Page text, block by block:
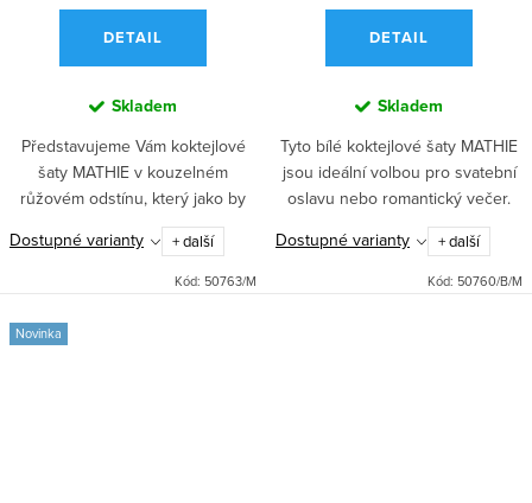
DETAIL
Skladem
Představujeme Vám koktejlové
šaty MATHIE v kouzelném
růžovém odstínu, který jako by
vyšel přímo z romantického snu.
Tento model je ideálním
společníkem pro každou
Dostupné varianty + další
Kód: 50763/M
DETAIL
Skladem
Tyto bílé koktejlové šaty MATHIE
jsou ideální volbou pro svatební
oslavu nebo romantický večer.
Jejich kouzelný design dodá
vašemu vzhledu eleganci a
sofistikovanost, které...
Dostupné varianty + další
Kód: 50760/B/M
Novinka